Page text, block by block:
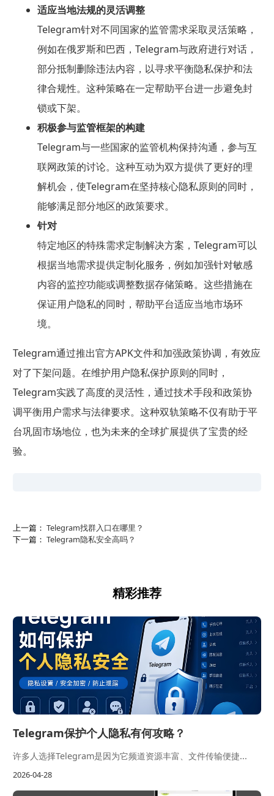
适应当地法规的灵活调整
Telegram针对不同国家的监管需求采取灵活策略，
例如在俄罗斯和巴西，Telegram与政府进行对话，
部分抵制删除违法内容，以寻求平衡隐私保护和法
律合规性。这种策略在一定帮助平台进一步避免封
锁或下架。
积极参与监管框架的构建
Telegram与一些国家的监管机构保持沟通，参与互
联网政策的讨论。这种互动为双方提供了更好的理
解机会，使Telegram在坚持核心隐私原则的同时，
能够满足部分地区的政策要求。
针对
特定地区的特殊需求定制解决方案，Telegram可以
根据当地需求提供定制化服务，例如加强针对敏感
内容的监控功能或调整数据存储策略。这些措施在
保证用户隐私的同时，帮助平台适应当地市场环
境。
Telegram通过推出官方APK文件和加强政策协调，有效应
对了下架问题。在维护用户隐私保护原则的同时，
Telegram实践了高度的灵活性，通过技术手段和政策协
调平衡用户需求与法律要求。这种双轨策略不仅有助于平
台巩固市场地位，也为未来的全球扩展提供了宝贵的经
验。
上一篇： Telegram找群入口在哪里？
下一篇： Telegram隐私安全高吗？
精彩推荐
Telegram保护个人隐私有何攻略？
许多人选择Telegram是因为它频道资源丰富、文件传输便捷...
2026-04-28